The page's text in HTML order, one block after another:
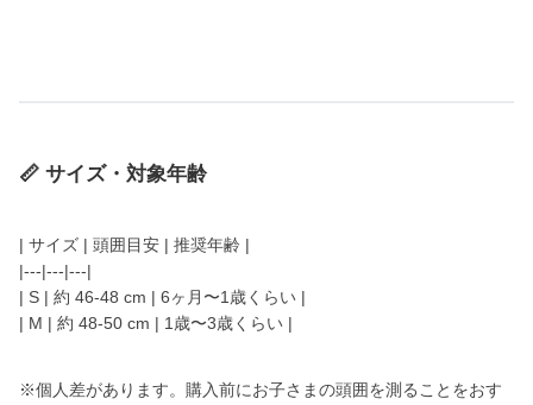
📏 サイズ・対象年齢
| サイズ | 頭囲目安 | 推奨年齢 |
|---|---|---|
| S | 約 46-48 cm | 6ヶ月〜1歳くらい |
| M | 約 48-50 cm | 1歳〜3歳くらい |
※個人差があります。購入前にお子さまの頭囲を測ることをおす